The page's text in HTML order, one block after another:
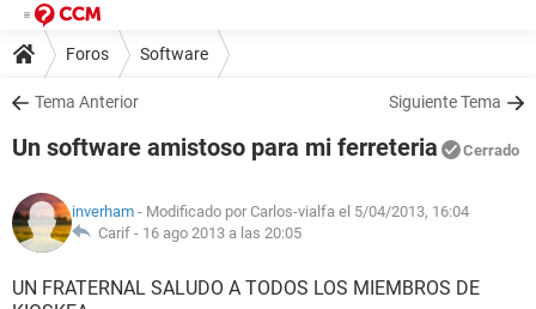
Foros Software
Tema Anterior Siguiente Tema
Un software amistoso para mi ferreteria Cerrado
inverham - Modificado por Carlos-vialfa el 5/04/2013, 16:04
Carif - 16 ago 2013 a las 20:05
UN FRATERNAL SALUDO A TODOS LOS MIEMBROS DE